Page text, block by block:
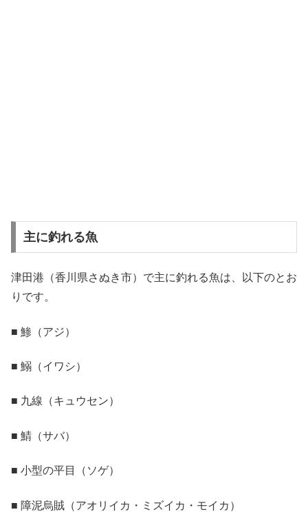
主に釣れる魚
津田港（香川県さぬき市）で主に釣れる魚は、以下のとお
りです。
■ 鯵（アジ）
■ 鰯（イワシ）
■ 九線（キュウセン）
■ 鯖（サバ）
■ 小型の平目（ソゲ）
■ 障泥烏賊（アオリイカ・ミズイカ・モイカ）